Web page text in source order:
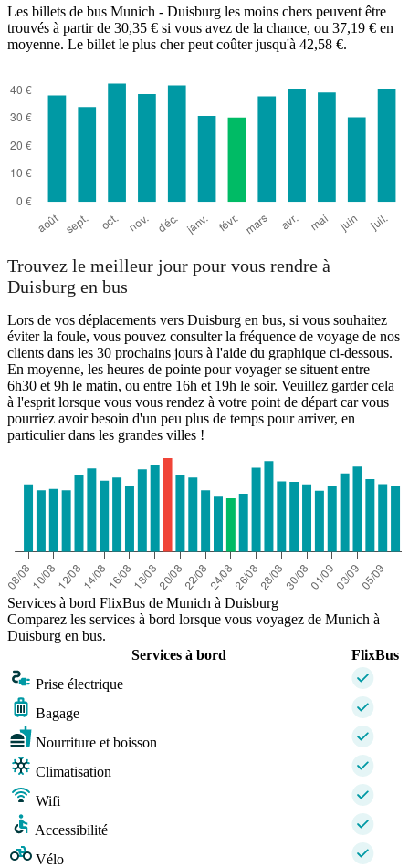
Les billets de bus Munich - Duisburg les moins chers peuvent être
trouvés à partir de 30,35 € si vous avez de la chance, ou 37,19 € en
moyenne. Le billet le plus cher peut coûter jusqu'à 42,58 €.
Trouvez le meilleur jour pour vous rendre à
Duisburg en bus
Lors de vos déplacements vers Duisburg en bus, si vous souhaitez
éviter la foule, vous pouvez consulter la fréquence de voyage de nos
clients dans les 30 prochains jours à l'aide du graphique ci-dessous.
En moyenne, les heures de pointe pour voyager se situent entre
6h30 et 9h le matin, ou entre 16h et 19h le soir. Veuillez garder cela
à l'esprit lorsque vous vous rendez à votre point de départ car vous
pourriez avoir besoin d'un peu plus de temps pour arriver, en
particulier dans les grandes villes !
Services à bord FlixBus de Munich à Duisburg
Comparez les services à bord lorsque vous voyagez de Munich à
Duisburg en bus.
Services à bord
FlixBus
Prise électrique
Bagage
Nourriture et boisson
Climatisation
Wifi
Accessibilité
Vélo